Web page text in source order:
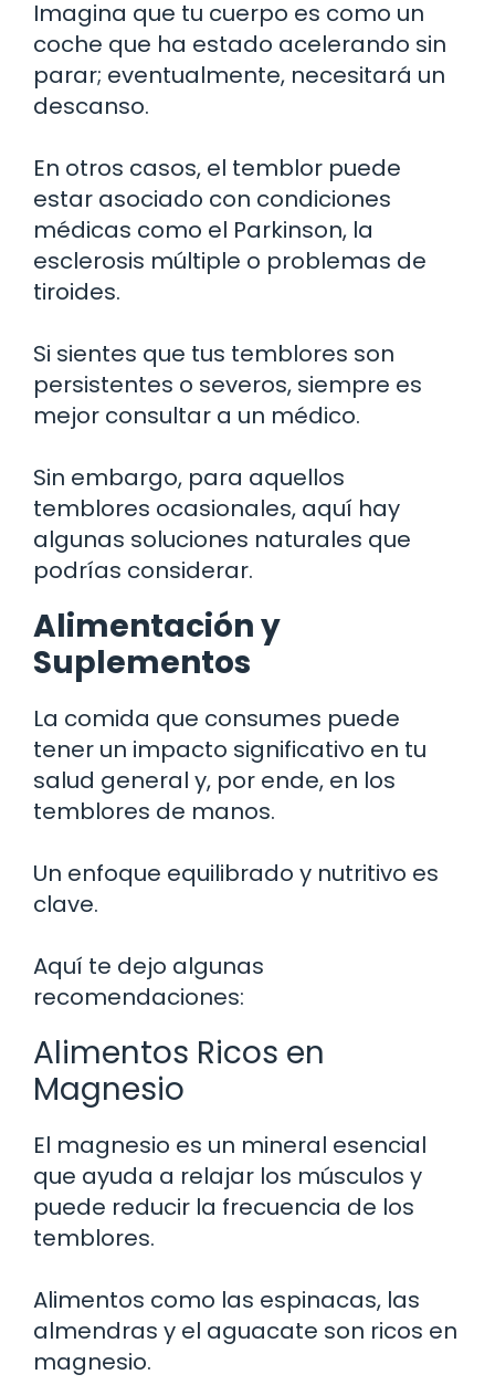
Imagina que tu cuerpo es como un
coche que ha estado acelerando sin
parar; eventualmente, necesitará un
descanso.
En otros casos, el temblor puede
estar asociado con condiciones
médicas como el Parkinson, la
esclerosis múltiple o problemas de
tiroides.
Si sientes que tus temblores son
persistentes o severos, siempre es
mejor consultar a un médico.
Sin embargo, para aquellos
temblores ocasionales, aquí hay
algunas soluciones naturales que
podrías considerar.
Alimentación y
Suplementos
La comida que consumes puede
tener un impacto significativo en tu
salud general y, por ende, en los
temblores de manos.
Un enfoque equilibrado y nutritivo es
clave.
Aquí te dejo algunas
recomendaciones:
Alimentos Ricos en
Magnesio
El magnesio es un mineral esencial
que ayuda a relajar los músculos y
puede reducir la frecuencia de los
temblores.
Alimentos como las espinacas, las
almendras y el aguacate son ricos en
magnesio.